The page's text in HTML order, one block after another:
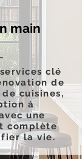
main
clé
de
cuisines,
à
une
complète
la vie.